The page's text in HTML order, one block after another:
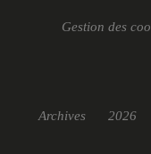
Gestion des
Archives 2026